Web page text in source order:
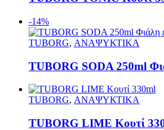
-14%
TUBORG, ΑΝΑΨΥΚΤΙΚΑ
TUBORG SODA 250ml
TUBORG, ΑΝΑΨΥΚΤΙΚΑ
TUBORG LIME Κουτί